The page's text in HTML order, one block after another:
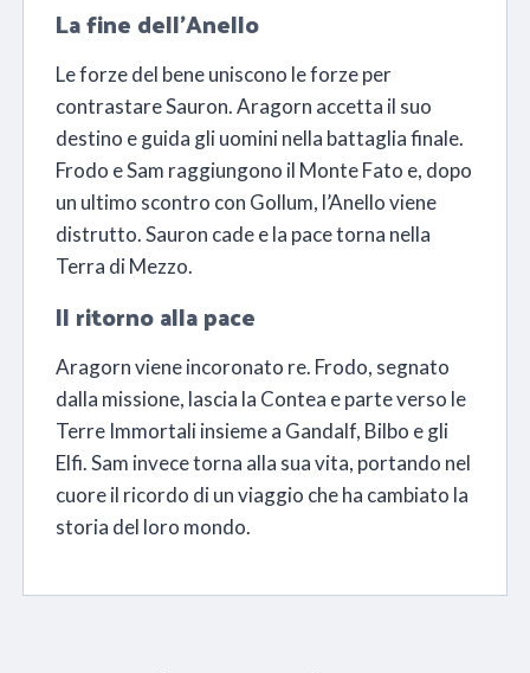
La fine dell’Anello
Le forze del bene uniscono le forze per
contrastare Sauron. Aragorn accetta il suo
destino e guida gli uomini nella battaglia finale.
Frodo e Sam raggiungono il Monte Fato e, dopo
un ultimo scontro con Gollum, l’Anello viene
distrutto. Sauron cade e la pace torna nella
Terra di Mezzo.
Il ritorno alla pace
Aragorn viene incoronato re. Frodo, segnato
dalla missione, lascia la Contea e parte verso le
Terre Immortali insieme a Gandalf, Bilbo e gli
Elfi. Sam invece torna alla sua vita, portando nel
cuore il ricordo di un viaggio che ha cambiato la
storia del loro mondo.